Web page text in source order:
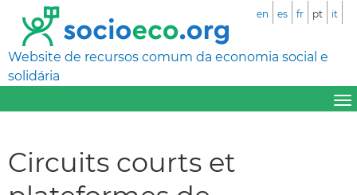
Website de recursos comum da economia social e
solidária
en es fr pt it
Circuits courts et